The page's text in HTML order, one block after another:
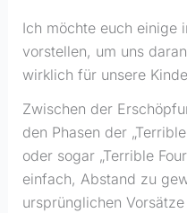
Ich möchte euch einige
vorstellen, um uns
wirklich für unsere
Zwischen der
den Phasen der
oder sogar „Terrible
einfach, Abstand zu
ursprünglichen